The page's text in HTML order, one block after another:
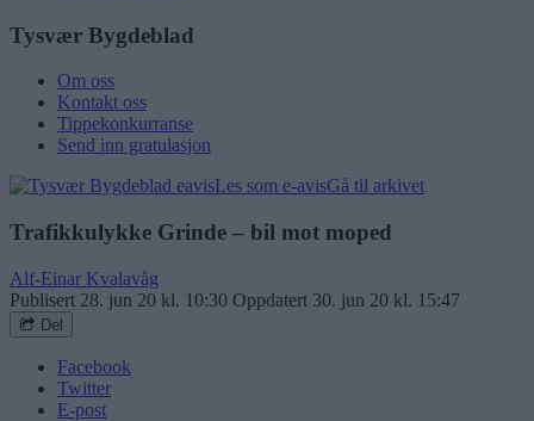
Tysvær Bygdeblad
Om oss
Kontakt oss
Tippekonkurranse
Send inn gratulasjon
Les som e-avisGå til arkivet
Trafikkulykke Grinde – bil mot moped
Alf-Einar Kvalavåg
Publisert 28. jun 20 kl. 10:30 Oppdatert 30. jun 20 kl. 15:47
Del
Facebook
Twitter
E-post